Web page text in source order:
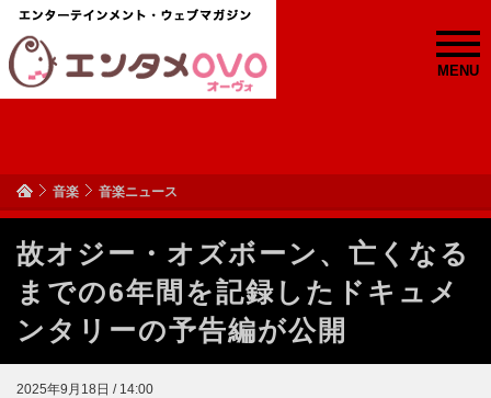
MENU
音楽 音楽ニュース
故オジー・オズボーン、亡くなる
までの6年間を記録したドキュメ
ンタリーの予告編が公開
2025年9月18日 / 14:00